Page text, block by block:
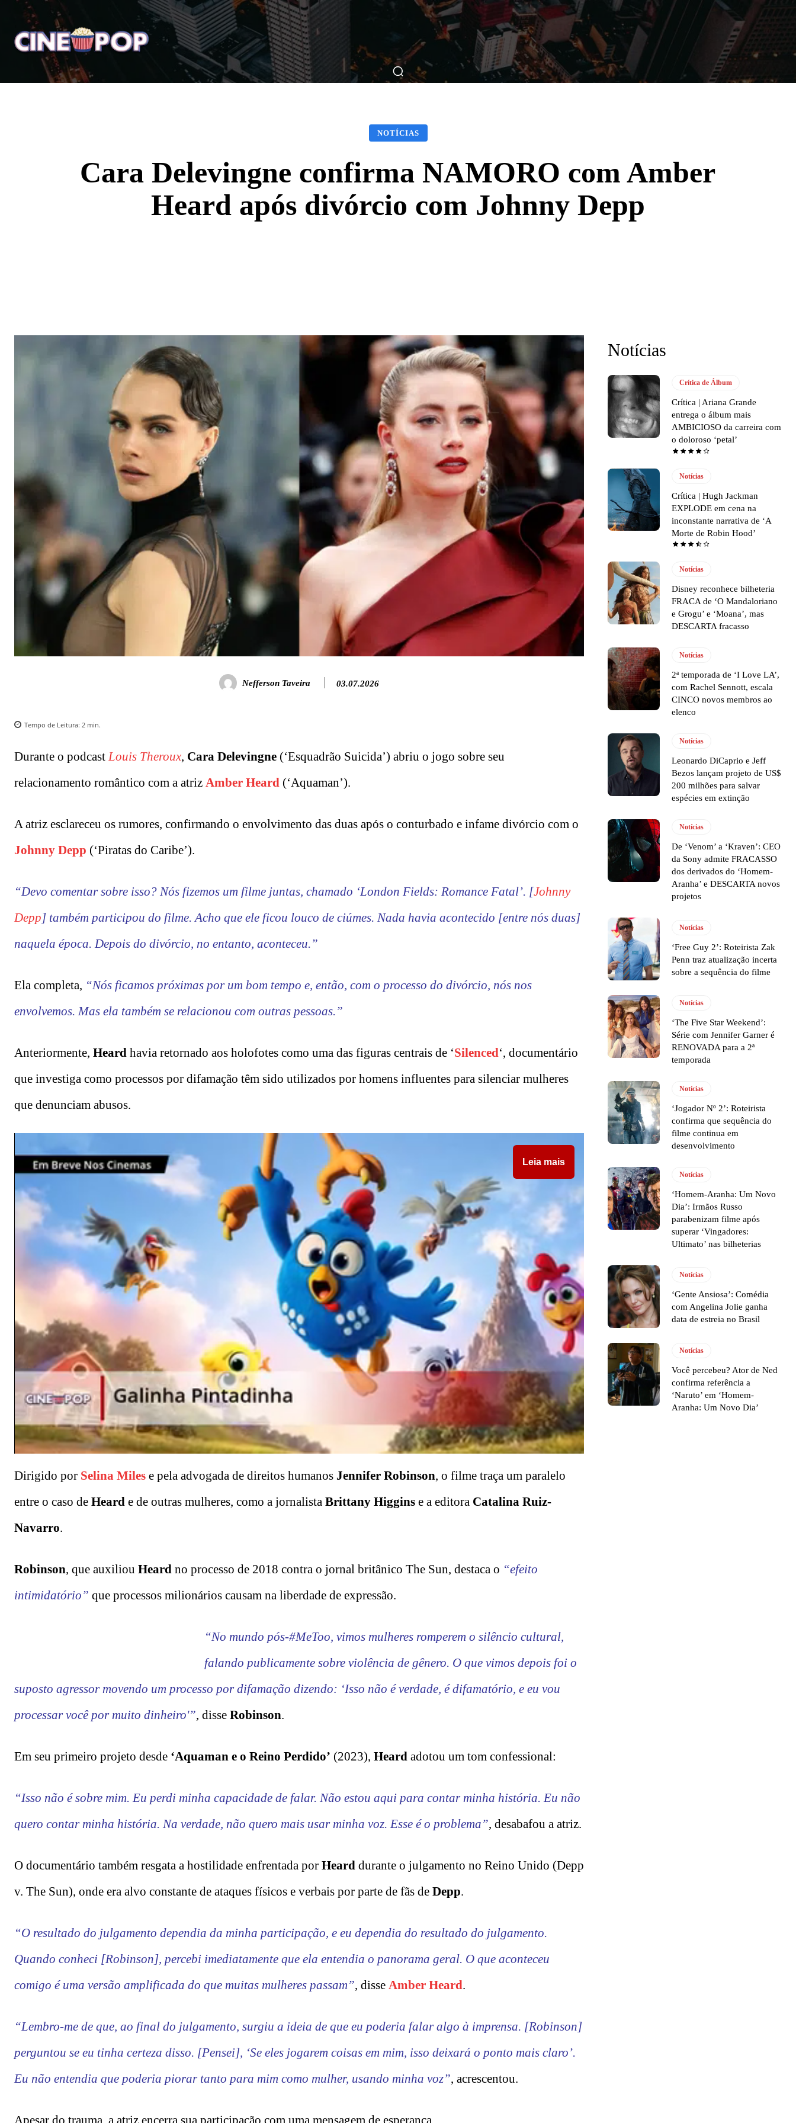
Home Notícias Críticas Breve Nos Cinemas Matérias Nos Cinemas Filmes Séries Música Gênero
NOTÍCIAS
Cara Delevingne confirma NAMORO com Amber
Heard após divórcio com Johnny Depp
Nefferson Taveira 03.07.2026
Tempo de Leitura: 2 min.
Durante o podcast Louis Theroux, Cara Delevingne (‘Esquadrão Suicida’) abriu o jogo sobre seu
relacionamento romântico com a atriz Amber Heard (‘Aquaman’).
A atriz esclareceu os rumores, confirmando o envolvimento das duas após o conturbado e infame divórcio com o
Johnny Depp (‘Piratas do Caribe’).
“Devo comentar sobre isso? Nós fizemos um filme juntas, chamado ‘London Fields: Romance Fatal’. [Johnny
Depp] também participou do filme. Acho que ele ficou louco de ciúmes. Nada havia acontecido [entre nós duas]
naquela época. Depois do divórcio, no entanto, aconteceu.”
Ela completa, “Nós ficamos próximas por um bom tempo e, então, com o processo do divórcio, nós nos
envolvemos. Mas ela também se relacionou com outras pessoas.”
Anteriormente, Heard havia retornado aos holofotes como uma das figuras centrais de ‘Silenced‘, documentário
que investiga como processos por difamação têm sido utilizados por homens influentes para silenciar mulheres
que denunciam abusos.
Leia mais
Dirigido por Selina Miles e pela advogada de direitos humanos Jennifer Robinson, o filme traça um paralelo
entre o caso de Heard e de outras mulheres, como a jornalista Brittany Higgins e a editora Catalina Ruiz-
Navarro.
Robinson, que auxiliou Heard no processo de 2018 contra o jornal britânico The Sun, destaca o “efeito
intimidatório” que processos milionários causam na liberdade de expressão.
“No mundo pós-#MeToo, vimos mulheres romperem o silêncio cultural,
falando publicamente sobre violência de gênero. O que vimos depois foi o
suposto agressor movendo um processo por difamação dizendo: ‘Isso não é verdade, é difamatório, e eu vou
processar você por muito dinheiro'”, disse Robinson.
Em seu primeiro projeto desde ‘Aquaman e o Reino Perdido’ (2023), Heard adotou um tom confessional:
“Isso não é sobre mim. Eu perdi minha capacidade de falar. Não estou aqui para contar minha história. Eu não
quero contar minha história. Na verdade, não quero mais usar minha voz. Esse é o problema”, desabafou a atriz.
O documentário também resgata a hostilidade enfrentada por Heard durante o julgamento no Reino Unido (Depp
v. The Sun), onde era alvo constante de ataques físicos e verbais por parte de fãs de Depp.
“O resultado do julgamento dependia da minha participação, e eu dependia do resultado do julgamento.
Quando conheci [Robinson], percebi imediatamente que ela entendia o panorama geral. O que aconteceu
comigo é uma versão amplificada do que muitas mulheres passam”, disse Amber Heard.
“Lembro-me de que, ao final do julgamento, surgiu a ideia de que eu poderia falar algo à imprensa. [Robinson]
perguntou se eu tinha certeza disso. [Pensei], ‘Se eles jogarem coisas em mim, isso deixará o ponto mais claro’.
Eu não entendia que poderia piorar tanto para mim como mulher, usando minha voz”, acrescentou.
Apesar do trauma, a atriz encerra sua participação com uma mensagem de esperança.
Notícias
Crítica de Álbum
Crítica | Ariana Grande
entrega o álbum mais
AMBICIOSO da carreira com
o doloroso ‘petal’
Notícias
Crítica | Hugh Jackman
EXPLODE em cena na
inconstante narrativa de ‘A
Morte de Robin Hood’
Notícias
Disney reconhece bilheteria
FRACA de ‘O Mandaloriano
e Grogu’ e ‘Moana’, mas
DESCARTA fracasso
Notícias
2ª temporada de ‘I Love LA’,
com Rachel Sennott, escala
CINCO novos membros ao
elenco
Notícias
Leonardo DiCaprio e Jeff
Bezos lançam projeto de US$
200 milhões para salvar
espécies em extinção
Notícias
De ‘Venom’ a ‘Kraven’: CEO
da Sony admite FRACASSO
dos derivados do ‘Homem-
Aranha’ e DESCARTA novos
projetos
Notícias
‘Free Guy 2’: Roteirista Zak
Penn traz atualização incerta
sobre a sequência do filme
Notícias
‘The Five Star Weekend’:
Série com Jennifer Garner é
RENOVADA para a 2ª
temporada
Notícias
‘Jogador Nº 2’: Roteirista
confirma que sequência do
filme continua em
desenvolvimento
Notícias
‘Homem-Aranha: Um Novo
Dia’: Irmãos Russo
parabenizam filme após
superar ‘Vingadores:
Ultimato’ nas bilheterias
Notícias
‘Gente Ansiosa’: Comédia
com Angelina Jolie ganha
data de estreia no Brasil
Notícias
Você percebeu? Ator de Ned
confirma referência a
‘Naruto’ em ‘Homem-
Aranha: Um Novo Dia’